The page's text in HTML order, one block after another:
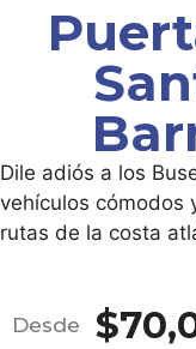
Dile adiós a los
vehículos cómodos
rutas de la costa
Desde $